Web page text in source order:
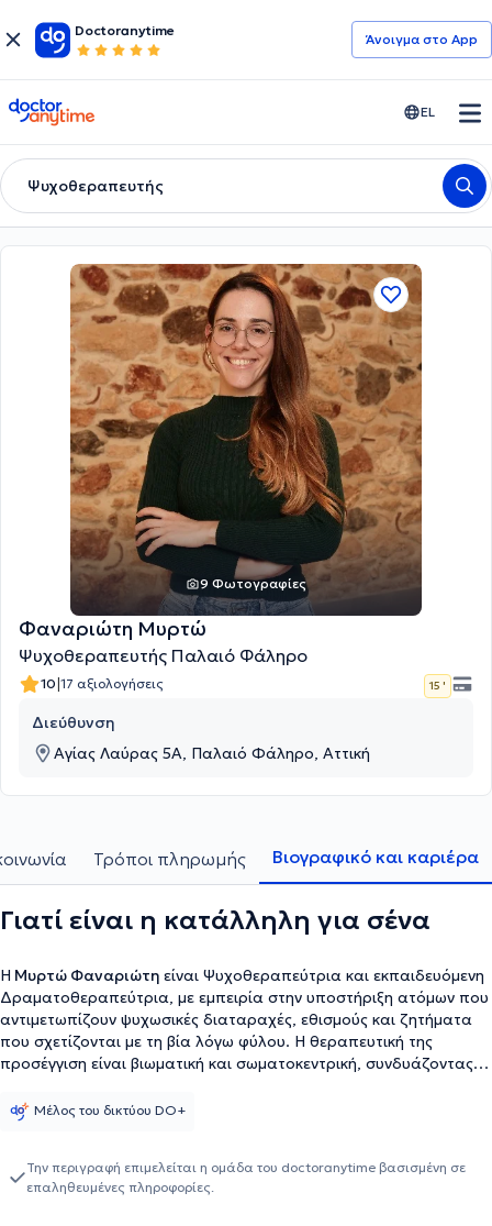
Doctoranytime
Άνοιγμα στο App
doctoranytime EL
Ψυχοθεραπευτής
9 Φωτογραφίες
Φαναριώτη Μυρτώ
Ψυχοθεραπευτής Παλαιό Φάληρο
10|17 αξιολογήσεις 15 '
Διεύθυνση
Αγίας Λαύρας 5Α, Παλαιό Φάληρο, Αττική
Τρόποι πληρωμής Βιογραφικό και καριέρα
Γιατί είναι η κατάλληλη για σένα
Η Μυρτώ Φαναριώτη είναι Ψυχοθεραπεύτρια και εκπαιδευόμενη
Δραματοθεραπεύτρια, με εμπειρία στην υποστήριξη ατόμων που
αντιμετωπίζουν ψυχωσικές διαταραχές, εθισμούς και ζητήματα
που σχετίζονται με τη βία λόγω φύλου. Η θεραπευτική της
προσέγγιση είναι βιωματική και σωματοκεντρική, συνδυάζοντας
σύνδεση σώματος και ψυχής, καθώς και την ενίσχυση της
(ΑΙΟΝ Institute), ενώ έχει συνεργαστεί με οργανισμούς όπως το
ΚΕΘΕΑ Άλφα, το Ψυχιατρικό Νοσοκομείο Αττικής και τον
Μέλος του δικτύου DO+
Την περιγραφή επιμελείται η ομάδα του doctoranytime βασισμένη σε
επαληθευμένες πληροφορίες.